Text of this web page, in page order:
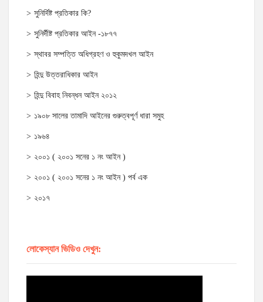
সুনির্দিষ্ট প্রতিকার কি?
সুনির্দীষ্ট প্রতিকার আইন -১৮৭৭
স্থাবর সম্পত্তি অধিগ্রহণ ও হুকুমদখল আইন
হিন্দু উত্তরাধিকার আইন
হিন্দু বিবাহ নিবন্ধন আইন ২০১২
১৯০৮ সালের তামাদি আইনের গুরুত্বপূর্ণ ধারা সমুহ
১৯৬৪
২০০১ ( ২০০১ সনের ১ নং আইন )
২০০১ ( ২০০১ সনের ১ নং আইন ) পর্ব এক
২০১৭
লোকেস্যান ভিডিও দেখুন: